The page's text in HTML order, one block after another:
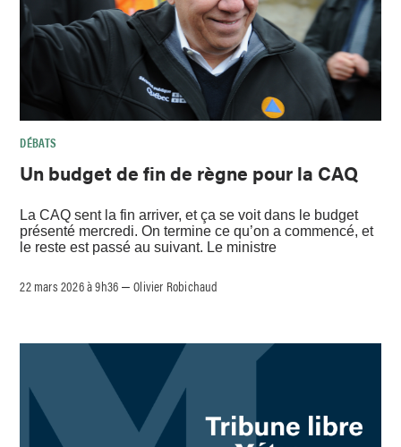
DÉBATS
Un budget de fin de règne pour la CAQ
La CAQ sent la fin arriver, et ça se voit dans le budget
présenté mercredi. On termine ce qu’on a commencé, et
le reste est passé au suivant. Le ministre
22 mars 2026 à 9h36 –Olivier Robichaud